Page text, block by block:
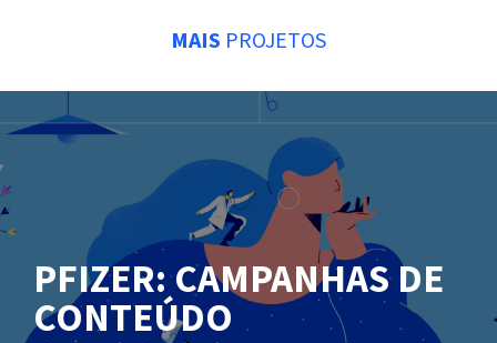
MAIS PROJETOS
PFIZER: CAMPANHAS DE
CONTEÚDO